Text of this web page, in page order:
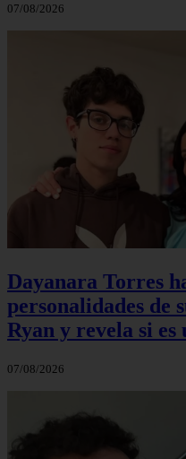
07/08/2026
Dayanara Torres
personalidades de
Ryan y revela si es
07/08/2026